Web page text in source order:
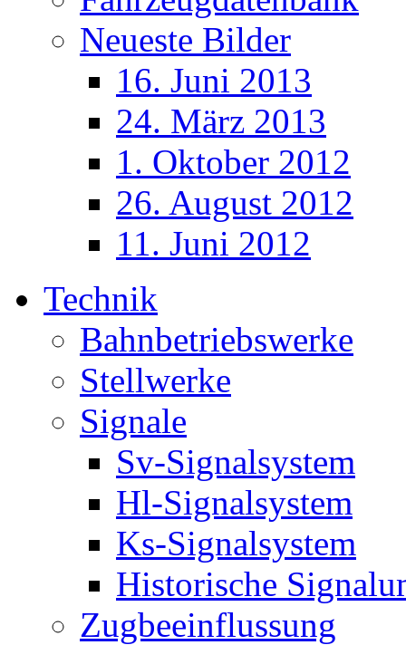
Neueste Bilder
16. Juni 2013
24. März 2013
1. Oktober 2012
26. August 2012
11. Juni 2012
Technik
Bahnbetriebswerke
Stellwerke
Signale
Sv-Signalsystem
Hl-Signalsystem
Ks-Signalsystem
Historische
Zugbeeinflussung